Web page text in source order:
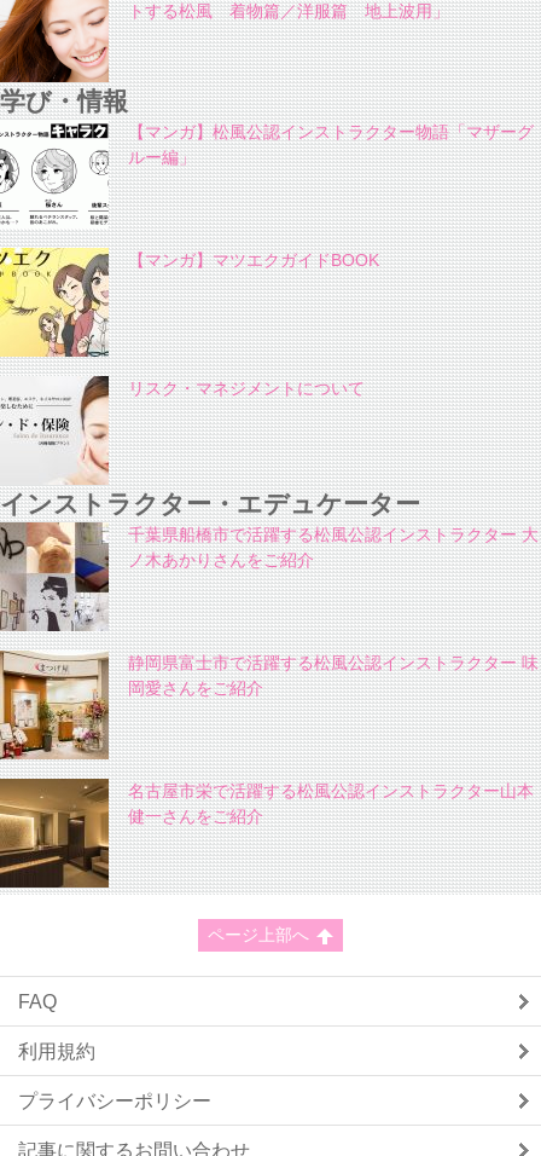
トする松風 着物篇／洋服篇 地上波用」
学び・情報
【マンガ】松風公認インストラクター物語「マザーグ
ルー編」
【マンガ】マツエクガイドBOOK
リスク・マネジメントについて
インストラクター・エデュケーター
千葉県船橋市で活躍する松風公認インストラクター 大
ノ木あかりさんをご紹介
静岡県富士市で活躍する松風公認インストラクター 味
岡愛さんをご紹介
名古屋市栄で活躍する松風公認インストラクター山本
健一さんをご紹介
ページ上部へ
FAQ
利用規約
プライバシーポリシー
記事に関するお問い合わせ